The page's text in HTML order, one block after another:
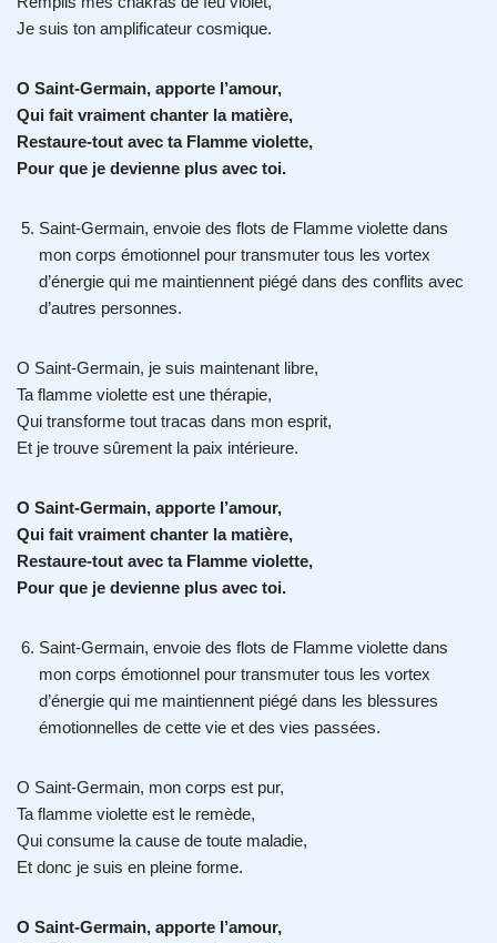
Je suis ton amplificateur cosmique.
O Saint-Germain, apporte l’amour,
Qui fait vraiment chanter la matière,
Restaure-tout avec ta Flamme violette,
Pour que je devienne plus avec toi.
Saint-Germain, envoie des flots de Flamme violette dans
mon corps émotionnel pour transmuter tous les vortex
d’énergie qui me maintiennent piégé dans des conflits avec
d’autres personnes.
O Saint-Germain, je suis maintenant libre,
Ta flamme violette est une thérapie,
Qui transforme tout tracas dans mon esprit,
Et je trouve sûrement la paix intérieure.
O Saint-Germain, apporte l’amour,
Qui fait vraiment chanter la matière,
Restaure-tout avec ta Flamme violette,
Pour que je devienne plus avec toi.
Saint-Germain, envoie des flots de Flamme violette dans
mon corps émotionnel pour transmuter tous les vortex
d’énergie qui me maintiennent piégé dans les blessures
émotionnelles de cette vie et des vies passées.
O Saint-Germain, mon corps est pur,
Ta flamme violette est le remède,
Qui consume la cause de toute maladie,
Et donc je suis en pleine forme.
O Saint-Germain, apporte l’amour,